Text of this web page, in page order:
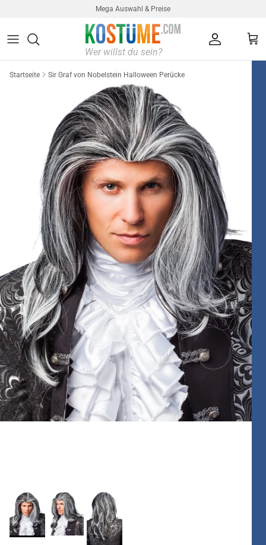
Mega Auswahl & Preise
Startseite Sir Graf von Nobelstein Halloween Perücke